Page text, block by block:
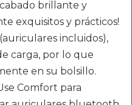
brillante y
exquisitos y prácticos!
incluidos),
carga, por lo que
en su bolsillo.
Comfort para